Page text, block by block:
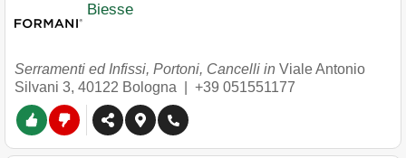
Biesse
Serramenti ed Infissi, Portoni, Cancelli in Viale Antonio
Silvani 3, 40122 Bologna +39 051551177